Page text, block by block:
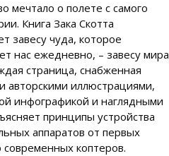
мечтало о полете с самого
Книга Зака Скотта
завесу чуда, которое
нас ежедневно, – завесу мира
страница, снабженная
авторскими иллюстрациями,
инфографикой и наглядными
принципы устройства
аппаратов от первых
современных коптеров.